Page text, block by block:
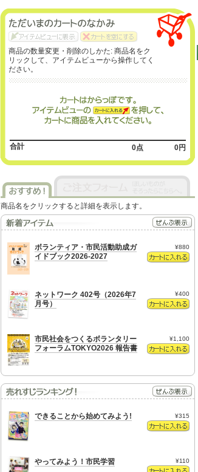
商品の数量変更・削除のしかた: 商品名をク
リックして、アイテムビューから操作してく
ださい。
合計 0点 0円
商品名をクリックすると詳細を表示します。
¥880
ボランティア・市民活動助成ガ
イドブック2026-2027
¥400
ネットワーク 402号（2026年7
月号）
¥1,100
市民社会をつくるボランタリー
フォーラムTOKYO2026 報告書
¥315
できることから始めてみよう!
¥110
やってみよう！市民学習